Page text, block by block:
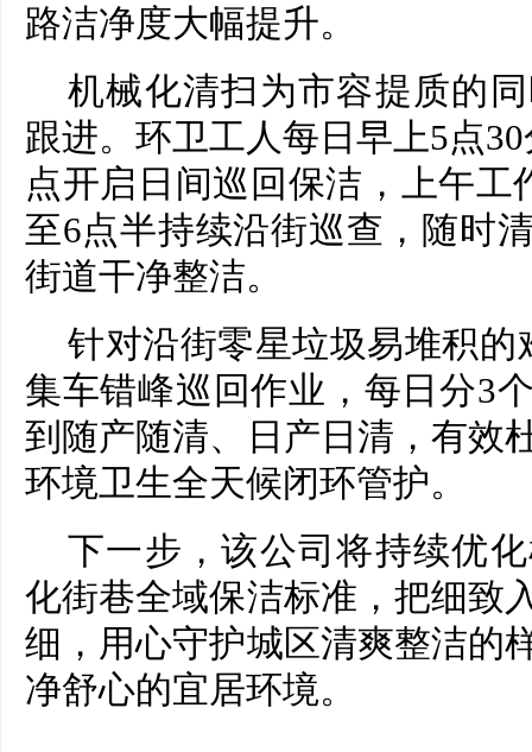
路洁净度大幅提升。
机械化清扫为市容提质的
跟进。环卫工人每日早上5点
点开启日间巡回保洁，上午工
至6点半持续沿街巡查，随时
街道干净整洁。
针对沿街零星垃圾易堆积
集车错峰巡回作业，每日分3
到随产随清、日产日清，有效
环境卫生全天候闭环管护。
下一步，该公司将持续优
化街巷全域保洁标准，把细致
细，用心守护城区清爽整洁的
净舒心的宜居环境。